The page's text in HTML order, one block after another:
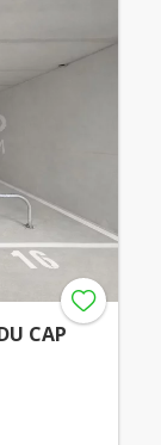
CAP